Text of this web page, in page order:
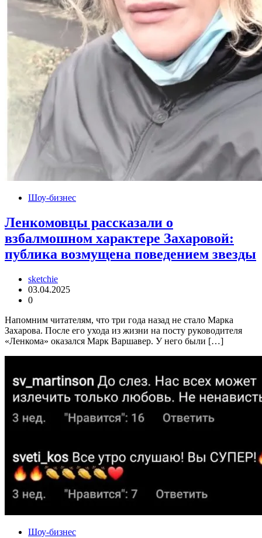
Шоу-бизнес
Ленкомовцы рассказали о
взбалмошном характере Захаровой:
публика возмущена поведением звезды
sketchie
03.04.2025
0
Напомним читателям, что три года назад не стало Марка
Захарова. После его ухода из жизни на посту руководителя
«Ленкома» оказался Марк Варшавер. У него были […]
Шоу-бизнес